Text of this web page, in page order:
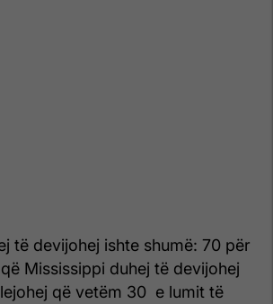
të devijohej ishte shumë: 70 për
Mississippi duhej të devijohej
që vetëm 30 e lumit të